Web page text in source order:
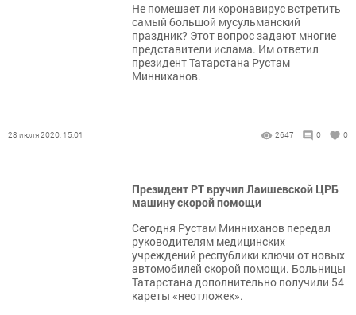
Не помешает ли коронавирус встретить
самый большой мусульманский
праздник? Этот вопрос задают многие
представители ислама. Им ответил
президент Татарстана Рустам
Минниханов.
28 июля 2020, 15:01 2647 0 0
Президент РТ вручил Лаишевской ЦРБ
машину скорой помощи
Сегодня Рустам Минниханов передал
руководителям медицинских
учреждений республики ключи от новых
автомобилей скорой помощи. Больницы
Татарстана дополнительно получили 54
кареты «неотложек».